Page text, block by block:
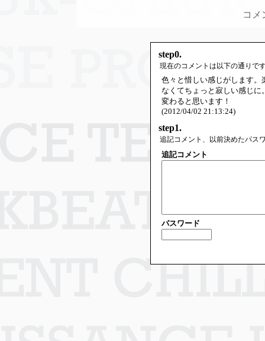
コメ
step0.
現在のコメントは以下の通りで
色々と惜しい感じがします
なくてちょっと寂しい感じ
変わると思います！
(2012/04/02 21:13:24)
step1.
追記コメント、以前決めたパス
追記コメント
パスワード